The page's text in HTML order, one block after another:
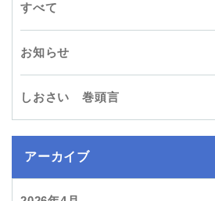
すべて
お知らせ
しおさい 巻頭言
アーカイブ